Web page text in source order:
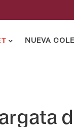
OBLIGATORIO
NUEVA